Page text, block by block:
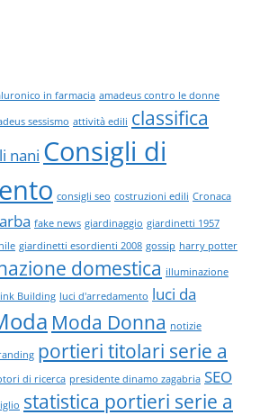
in farmacia amadeus contro le donne
sessismo attività edili classifica
nani Consigli di
consigli seo costruzioni edili Cronaca
fake news giardinaggio giardinetti 1957
giardinetti esordienti 2008 gossip harry potter
domestica illuminazione
Building luci d'arredamento luci da
Moda Donna notizie
portieri titolari serie a
di ricerca presidente dinamo zagabria SEO
statistica portieri serie a